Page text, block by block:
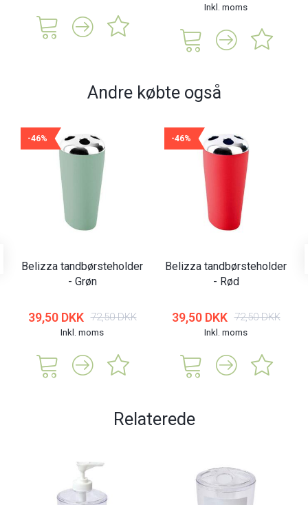
Inkl. moms
Andre købte også
-46%
Belizza tandbørsteholder
- Grøn
39,50 DKK 72,50 DKK
Inkl. moms
-46%
Belizza tandbørsteholder
- Rød
39,50 DKK 72,50 DKK
Inkl. moms
Relaterede